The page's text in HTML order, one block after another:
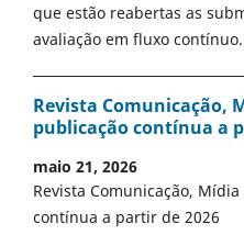
que estão reabertas as
avaliação em fluxo contínuo.
Revista Comunicação,
publicação contínua a
maio 21, 2026
Revista Comunicação,
contínua a partir de 2026